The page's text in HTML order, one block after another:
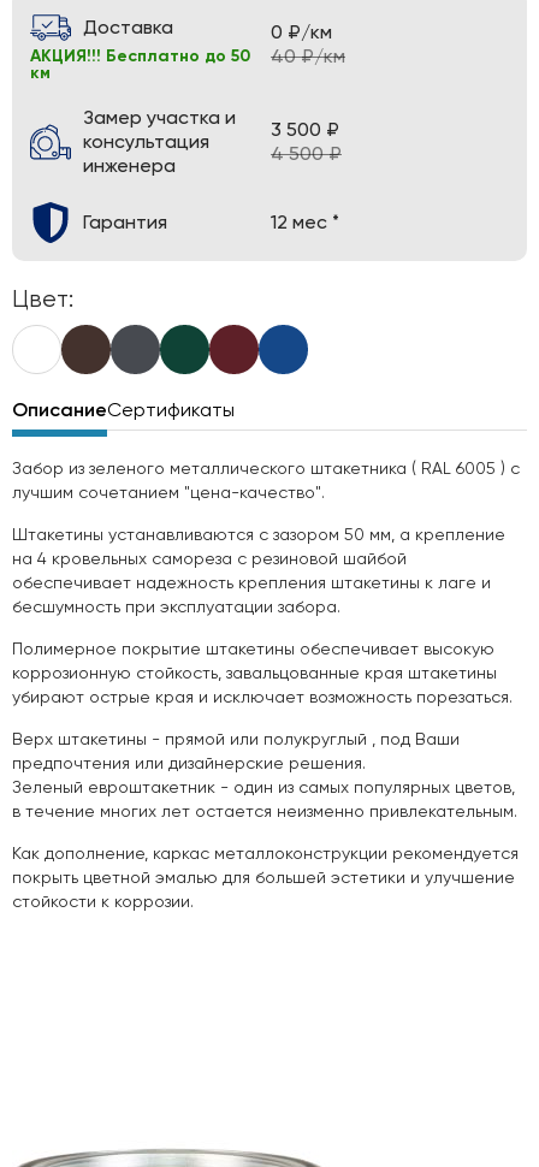
Доставка
АКЦИЯ!!! Бесплатно до 50
км
0 ₽/км
40 ₽/км
Замер участка и
консультация
инженера
3 500 ₽
4 500 ₽
Гарантия 12 мес *
Цвет:
ОписаниеСертификаты
Забор из зеленого металлического штакетника ( RAL 6005 ) с
лучшим сочетанием "цена-качество".
Штакетины устанавливаются с зазором 50 мм, а крепление
на 4 кровельных самореза с резиновой шайбой
обеспечивает надежность крепления штакетины к лаге и
бесшумность при эксплуатации забора.
Полимерное покрытие штакетины обеспечивает высокую
коррозионную стойкость, завальцованные края штакетины
убирают острые края и исключает возможность порезаться.
Верх штакетины - прямой или полукруглый , под Ваши
предпочтения или дизайнерские решения.
Зеленый евроштакетник - один из самых популярных цветов,
в течение многих лет остается неизменно привлекательным.
Как дополнение, каркас металлоконструкции рекомендуется
покрыть цветной эмалью для большей эстетики и улучшение
стойкости к коррозии.